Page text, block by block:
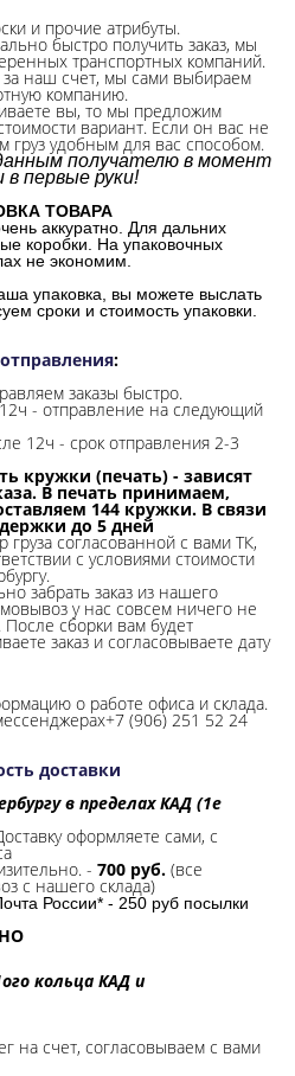
и прочие атрибуты.
быстро получить заказ, мы
транспортных компаний.
за наш счет, мы сами выбираем
компанию.
вы, то мы предложим
вариант. Если он вас не
груз удобным для вас способом.
получателю в момент
в первые руки!
ТОВАРА
аккуратно. Для дальних
коробки. На упаковочных
не экономим.
упаковка, вы можете выслать
сроки и стоимость упаковки.
:
заказы быстро.
- отправление на следующий
12ч - срок отправления 2-3
кружки (печать) - зависят
В печать принимаем,
144 кружки. В связи
до 5 дней
груза согласованной с вами ТК,
с условиями стоимости
забрать заказ из нашего
у нас совсем ничего не
После сборки вам будет
заказ и согласовываете дату
о работе офиса и склада.
(906) 251 52 24
доставки
в пределах КАД (1е
оформляете сами, с
- 700 руб. (все
с нашего склада)
России* - 250 руб посылки
кольца КАД и
на счет, согласовываем с вами